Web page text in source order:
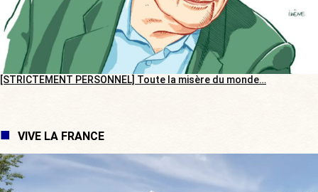
[STRICTEMENT PERSONNEL] Toute la misère du monde…
VIVE LA FRANCE